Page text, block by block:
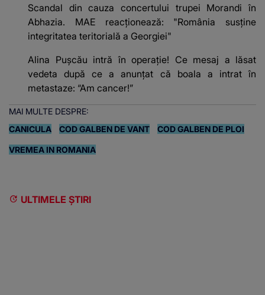
Scandal din cauza concertului trupei Morandi în
Abhazia. MAE reacționează: "România susține
integritatea teritorială a Georgiei"
Alina Pușcău intră în operație! Ce mesaj a lăsat
vedeta după ce a anunțat că boala a intrat în
metastaze: “Am cancer!”
MAI MULTE DESPRE:
CANICULA
COD GALBEN DE VANT COD GALBEN DE PLOI
VREMEA IN ROMANIA
ULTIMELE ȘTIRI